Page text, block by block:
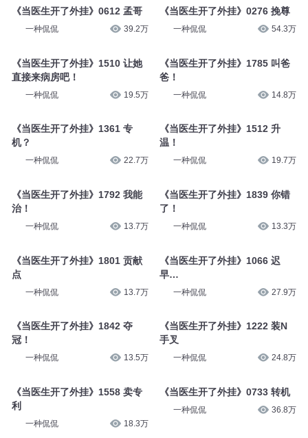
《当医生开了外挂》0612 孟哥
一种侃侃 39.2万
《当医生开了外挂》1510 让她
直接来病房吧！
一种侃侃 19.5万
《当医生开了外挂》1361 专
机？
一种侃侃 22.7万
《当医生开了外挂》1792 我能
治！
一种侃侃 13.7万
《当医生开了外挂》1801 贡献
点
一种侃侃 13.7万
《当医生开了外挂》1842 夺
冠！
一种侃侃 13.5万
《当医生开了外挂》1558 卖专
利
一种侃侃 18.3万
《当医生开了外挂》0276 挽尊
一种侃侃 54.3万
《当医生开了外挂》1785 叫爸
爸！
一种侃侃 14.8万
《当医生开了外挂》1512 升
温！
一种侃侃 19.7万
《当医生开了外挂》1839 你错
了！
一种侃侃 13.3万
《当医生开了外挂》1066 迟
早…
一种侃侃 27.9万
《当医生开了外挂》1222 装N
手叉
一种侃侃 24.8万
《当医生开了外挂》0733 转机
一种侃侃 36.8万